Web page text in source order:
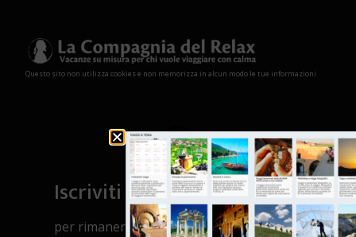
Questo sito non utilizza cookies e non memorizza in alcun modo le tue informazioni
Iscriviti al canale Whatsapp
per rimanere aggiornato su viaggi, eventi